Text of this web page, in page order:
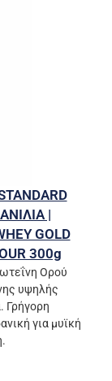
|
GOLD
300g
Ορού
υψηλής
Γρήγορη
για μυϊκή